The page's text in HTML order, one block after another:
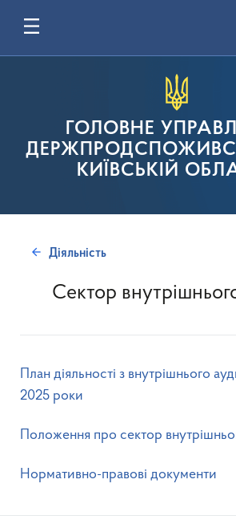
ГОЛОВНЕ
КИЇВСЬКІЙ
Діяльність
Сектор
План діяльності з внутрішнього
2025 роки
Положення про сектор
Нормативно-правові документи